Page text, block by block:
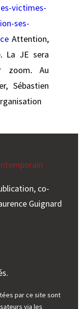
victimes-
ses-
Attention,
La JE sera
zoom. Au
Sébastien
co-
Guignard
par ce site sont
via les